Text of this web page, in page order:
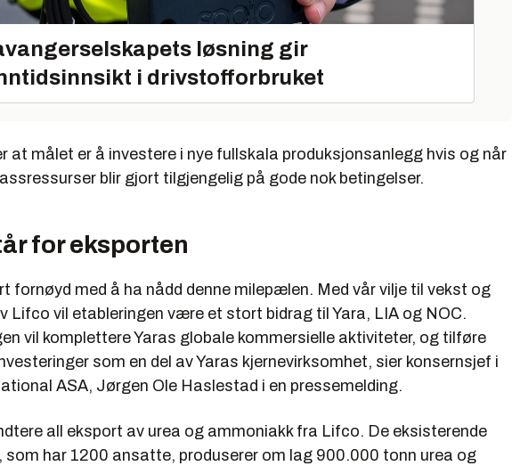
løsning gir
i drivstofforbruket
at målet er å investere i nye fullskala produksjonsanlegg hvis og når
blir gjort tilgjengelig på gode nok betingelser.
for eksporten
fornøyd med å ha nådd denne milepælen. Med vår vilje til vekst og
Lifco vil etableringen være et stort bidrag til Yara, LIA og NOC.
vil komplettere Yaras globale kommersielle aktiviteter, og tilføre
som en del av Yaras kjernevirksomhet, sier konsernsjef i
ASA, Jørgen Ole Haslestad i en pressemelding.
all eksport av urea og ammoniakk fra Lifco. De eksisterende
som har 1200 ansatte, produserer om lag 900.000 tonn urea og